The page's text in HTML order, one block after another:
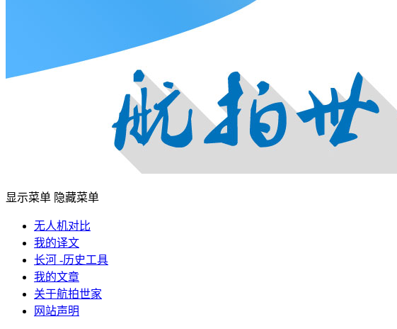
显示菜单 隐藏菜单
无人机对比
我的译文
长河 -历史工具
我的文章
关于航拍世家
网站声明